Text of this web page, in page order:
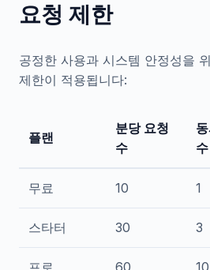
요청 제한
공정한 사용과 시스템 안정성을
제한이 적용됩니다:
플랜
분당 요청
수
수
무료 10 1
스타터 30 3
프로 60 10